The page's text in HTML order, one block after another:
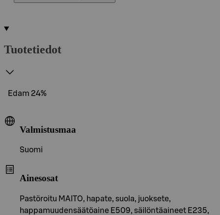
Tuotetiedot
Edam 24%
Valmistusmaa
Suomi
Ainesosat
Pastöroitu MAITO, hapate, suola, juoksete,
happamuudensäätöaine E509, säilöntäaineet E235,